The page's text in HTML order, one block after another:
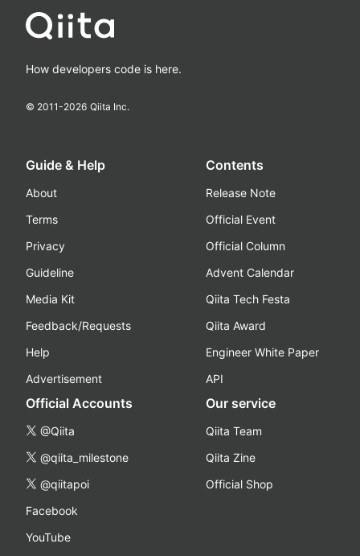
How developers code is here.
© 2011-2026 Qiita Inc.
Guide & Help
About
Terms
Privacy
Guideline
Media Kit
Feedback/Requests
Help
Advertisement
Contents
Release Note
Official Event
Official Column
Advent Calendar
Qiita Tech Festa
Qiita Award
Engineer White Paper
API
Official Accounts
@Qiita
@qiita_milestone
@qiitapoi
Facebook
YouTube
Our service
Qiita Team
Qiita Zine
Official Shop